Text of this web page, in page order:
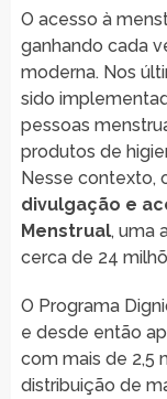
O acesso à
ganhando cada
moderna. Nos
sido
pessoas
produtos de
Nesse contexto,
divulgação e
Menstrual, uma
cerca de 24
O Programa
e desde então
com mais de 2,5
distribuição de